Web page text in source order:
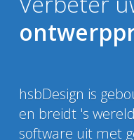
hsbDesign is
en breidt 's
software uit met